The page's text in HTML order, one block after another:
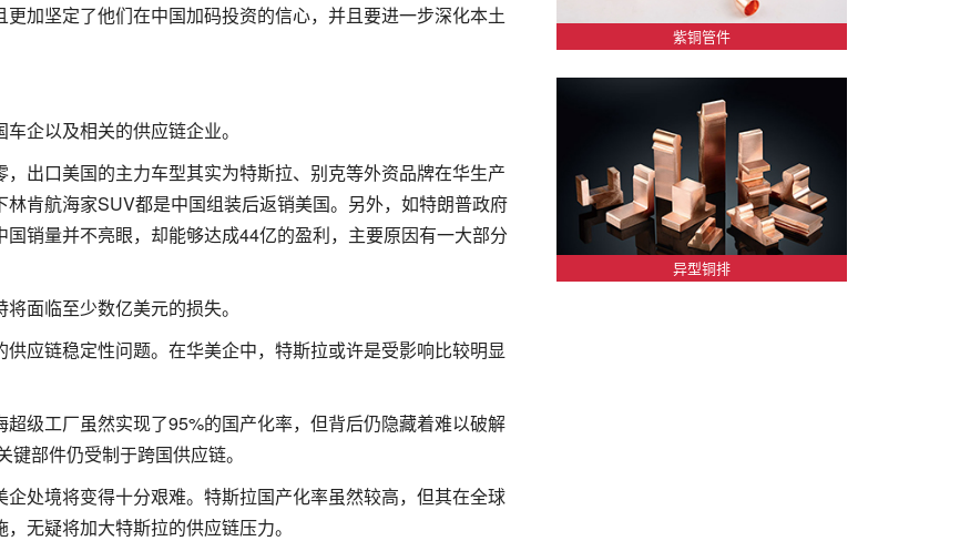
加坚定了他们在中国加码投资的信心，并且要进一步深化本土
企以及相关的供应链企业。
出口美国的主力车型其实为特斯拉、别克等外资品牌在华生产
肯航海家SUV都是中国组装后返销美国。另外，如特朗普政府
销量并不亮眼，却能够达成44亿的盈利，主要原因有一大部分
面临至少数亿美元的损失。
应链稳定性问题。在华美企中，特斯拉或许是受影响比较明显
级工厂虽然实现了95%的国产化率，但背后仍隐藏着难以破解
部件仍受制于跨国供应链。
处境将变得十分艰难。特斯拉国产化率虽然较高，但其在全球
无疑将加大特斯拉的供应链压力。
紫铜管件
异型铜排